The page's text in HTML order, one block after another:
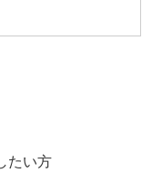
たい方